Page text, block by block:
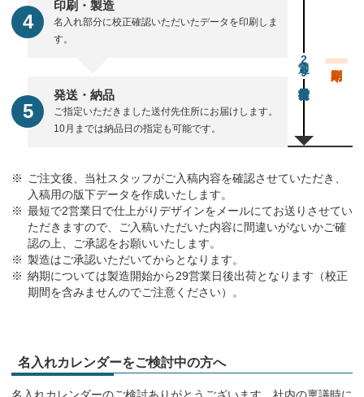
印刷・製造
名入れ部分に校正確認いただいたデータを印刷しま
す。
発送・納品
ご指定いただきました送付先住所にお届けします。
10月までは納品日の指定も可能です。
通常29営業日後出荷
ご注文後、当社スタッフがご入稿内容を確認させていただき、
入稿用の版下データを作成いたします。
最短で2営業日で仕上がりデザインをメールにてお送りさせてい
ただきますので、ご入稿いただいた内容に間違いがないかご確
認の上、ご承認をお願いいたします。
製造はご承認いただいてからとなります。
納期については製造開始から29営業日後出荷となります（校正
期間を含みませんのでご注意ください）。
名入れカレンダーをご検討中の方へ
名入れカレンダーのご検討ありがとうございます。社内の稟議時に